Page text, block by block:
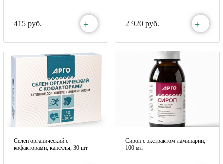
415 руб. + 2 920 руб. +
Селен органический с
кофакторами, капсулы, 30 шт
Сироп с экстрактом ламинарии,
100 мл